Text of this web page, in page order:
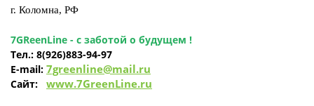
г. Коломна, РФ
7GReenLine - с заботой о будущем !
Тел.: 8(926)883-94-97
E-mail: 7greenline@mail.ru
Сайт: www.7GreenLine.ru